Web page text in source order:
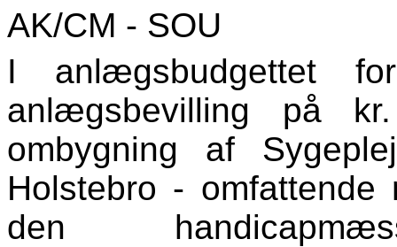
AK/CM - SOU
I anlægsbudgettet
anlægsbevilling på
ombygning af
Holstebro -
den